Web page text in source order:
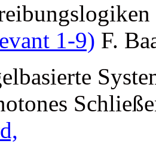
1-9) F.